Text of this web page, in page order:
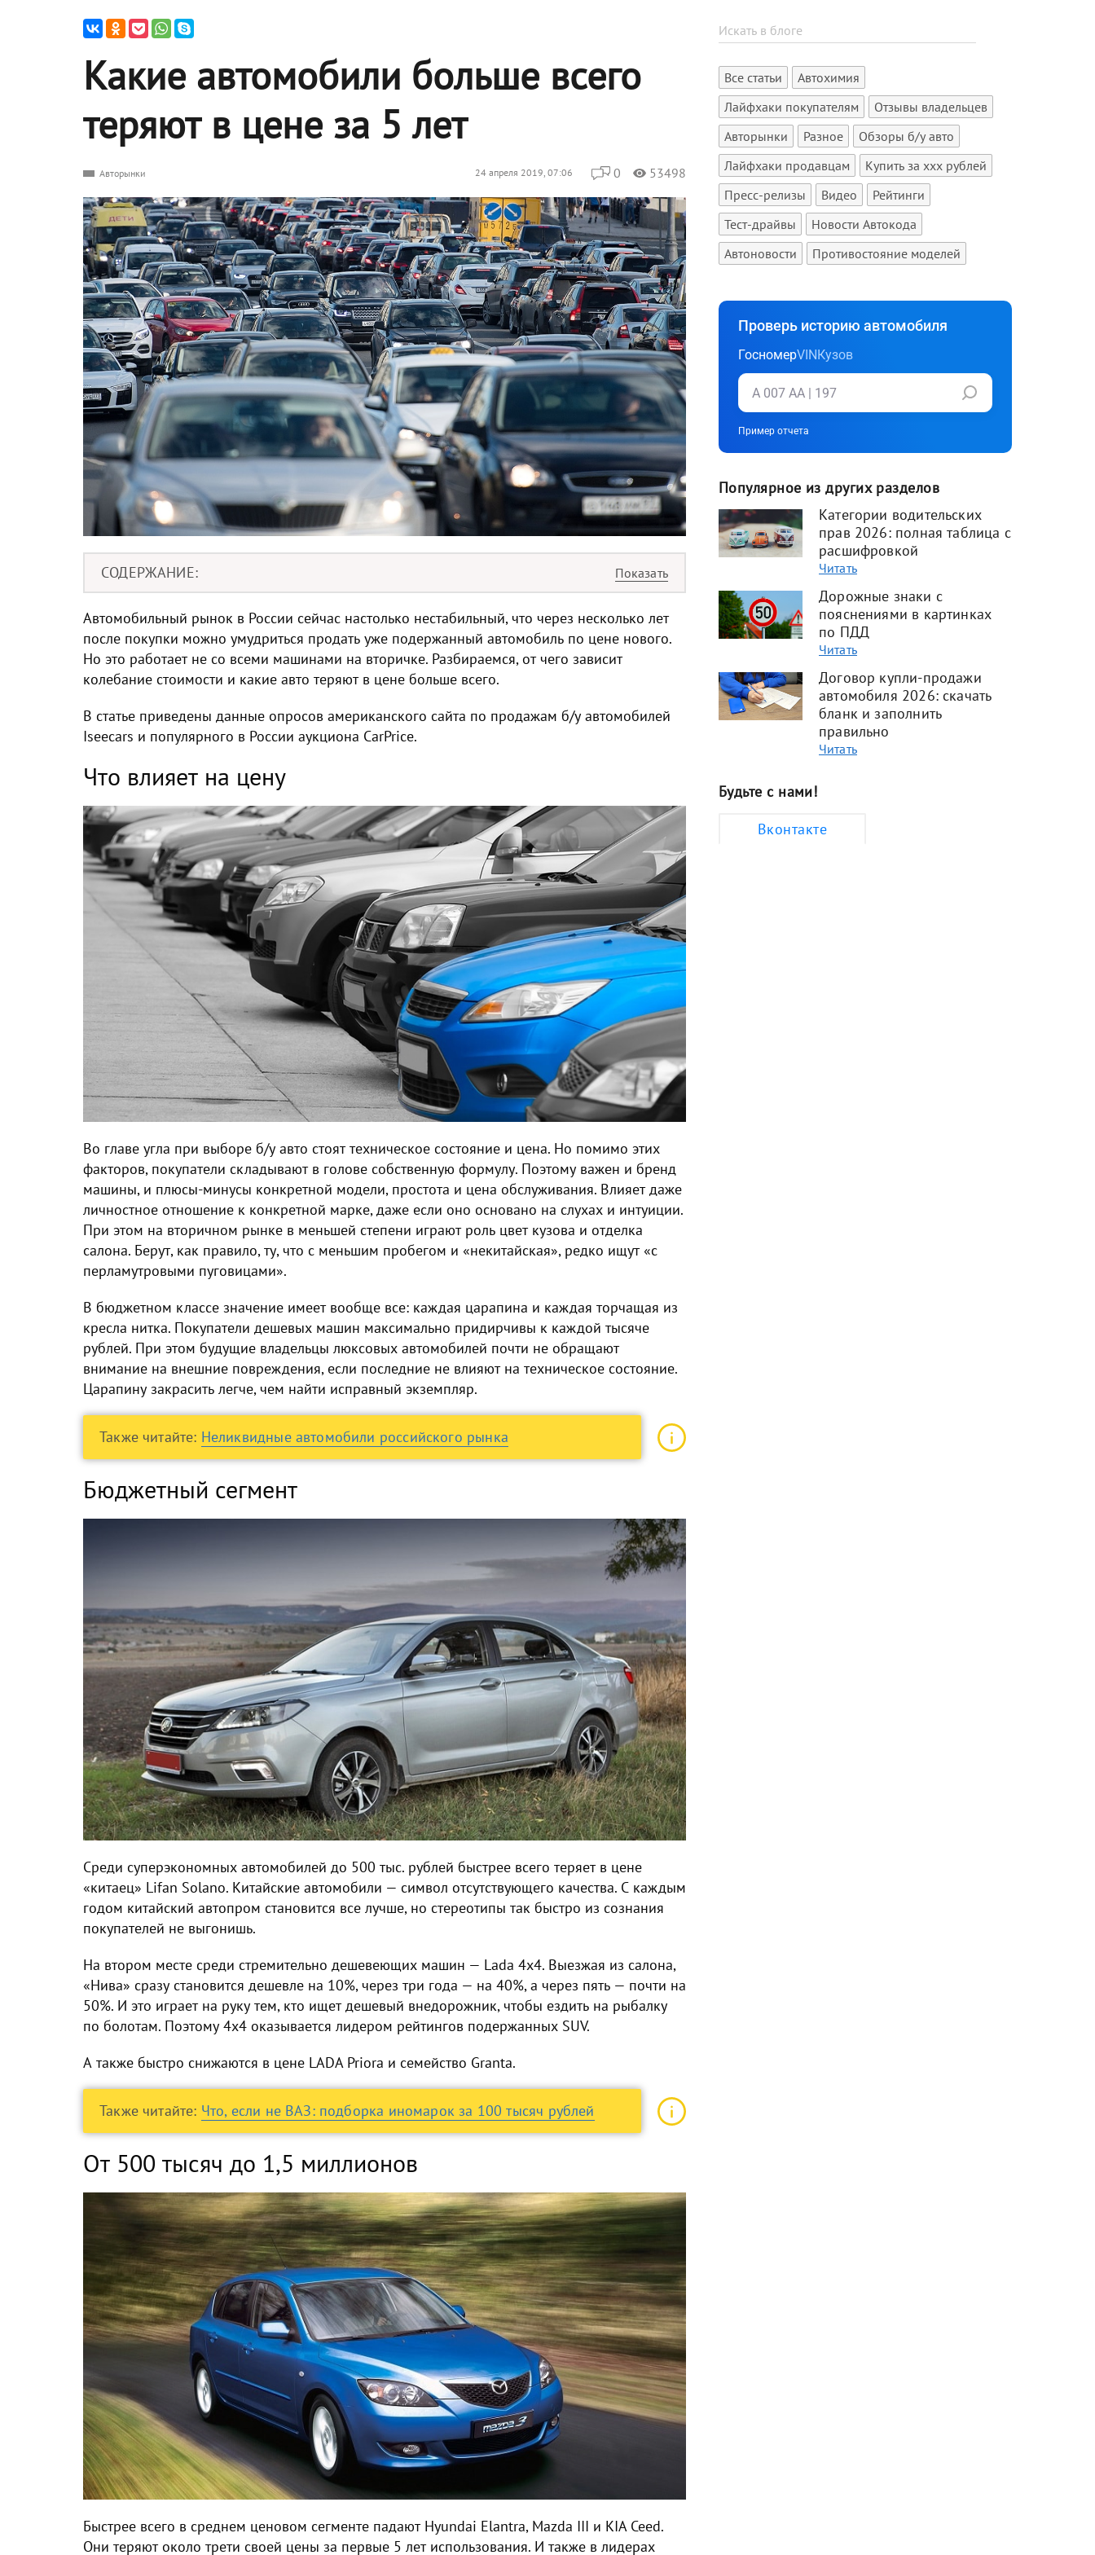
Какие автомобили больше всего
теряют в цене за 5 лет
Авторынки 24 апреля 2019, 07:06 0 53498
СОДЕРЖАНИЕ
Автомобильный рынок в России сейчас настолько нестабильный, что через несколько лет
после покупки можно умудриться продать уже подержанный автомобиль по цене нового.
Но это работает не со всеми машинами на вторичке. Разбираемся, от чего зависит
колебание стоимости и какие авто теряют в цене больше всего.
В статье приведены данные опросов американского сайта по продажам б/у автомобилей
Iseecars и популярного в России аукциона CarPrice.
Что влияет на цену
Во главе угла при выборе б/у авто стоят техническое состояние и цена. Но помимо этих
факторов, покупатели складывают в голове собственную формулу. Поэтому важен и бренд
машины, и плюсы-минусы конкретной модели, простота и цена обслуживания. Влияет даже
личностное отношение к конкретной марке, даже если оно основано на слухах и интуиции.
При этом на вторичном рынке в меньшей степени играют роль цвет кузова и отделка
салона. Берут, как правило, ту, что с меньшим пробегом и «некитайская», редко ищут «с
перламутровыми пуговицами».
В бюджетном классе значение имеет вообще все: каждая царапина и каждая торчащая из
кресла нитка. Покупатели дешевых машин максимально придирчивы к каждой тысяче
рублей. При этом будущие владельцы люксовых автомобилей почти не обращают
внимание на внешние повреждения, если последние не влияют на техническое состояние.
Царапину закрасить легче, чем найти исправный экземпляр.
Также читайте: Неликвидные автомобили российского рынка
Бюджетный сегмент
Среди суперэкономных автомобилей до 500 тыс. рублей быстрее всего теряет в цене
«китаец» Lifan Solano. Китайские автомобили — символ отсутствующего качества. С каждым
годом китайский автопром становится все лучше, но стереотипы так быстро из сознания
покупателей не выгонишь.
На втором месте среди стремительно дешевеющих машин — Lada 4x4. Выезжая из салона,
«Нива» сразу становится дешевле на 10%, через три года — на 40%, а через пять — почти на
50%. И это играет на руку тем, кто ищет дешевый внедорожник, чтобы ездить на рыбалку
по болотам. Поэтому 4х4 оказывается лидером рейтингов подержанных SUV.
А также быстро снижаются в цене LADA Priora и семейство Granta.
Также читайте: Что, если не ВАЗ: подборка иномарок за 100 тысяч рублей
От 500 тысяч до 1,5 миллионов
Быстрее всего в среднем ценовом сегменте падают Hyundai Elantra, Mazda III и KIA Ceed.
Они теряют около трети своей цены за первые 5 лет использования. И также в лидерах
Все статьи
Автохимия
Лайфхаки покупателям
Отзывы владельцев
Авторынки
Разное
Обзоры б/у авто
Лайфхаки продавцам
Купить за xxx рублей
Пресс-релизы
Видео
Рейтинги
Тест-драйвы
Новости Автокода
Автоновости
Противостояние моделей
Проверь историю автомобиля
ГосномерVINКузов
Пример отчета
Популярное из других разделов
Категории водительских
прав 2026: полная таблица с
расшифровкой
Читать
Дорожные знаки с
пояснениями в картинках
по ПДД
Читать
Договор купли-продажи
автомобиля 2026: скачать
бланк и заполнить
правильно
Читать
Будьте с нами!
Вконтакте